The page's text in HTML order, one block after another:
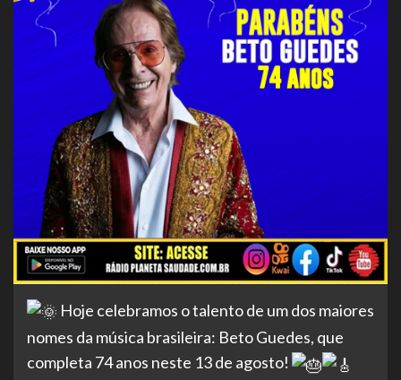
Hoje celebramos o talento de um dos maiores
nomes da música brasileira: Beto Guedes, que
completa 74 anos neste 13 de agosto!